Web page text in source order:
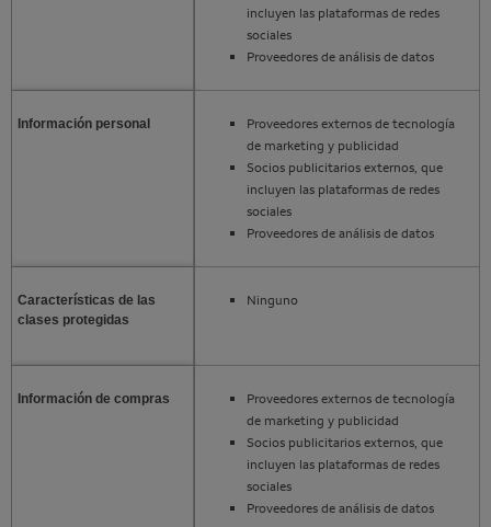
incluyen las plataformas de redes
sociales
Proveedores de análisis de datos
Información personal
Proveedores externos de tecnología
de marketing y publicidad
Socios publicitarios externos, que
incluyen las plataformas de redes
sociales
Proveedores de análisis de datos
Características de las
clases protegidas
Ninguno
Información de compras
Proveedores externos de tecnología
de marketing y publicidad
Socios publicitarios externos, que
incluyen las plataformas de redes
sociales
Proveedores de análisis de datos